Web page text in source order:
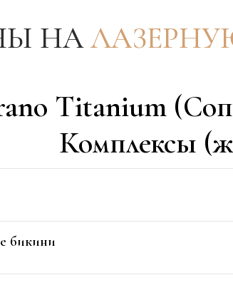
Titanium
Комплексы
бикини